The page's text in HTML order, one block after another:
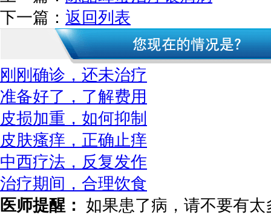
下一篇： 返回列表
刚刚确诊，还未治疗
准备好了，了解费用
皮损加重，如何抑制
皮肤瘙痒，正确止痒
中西疗法，反复发作
治疗期间，合理饮食
医师提醒： 如果患了病，请不要有